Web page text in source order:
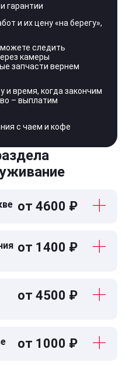
гарантии
и их цену «на берегу»,
следить
камеры
запчасти вернем
и время, когда закончим
– выплатим
с чаем и кофе
от 4600 ₽
от 1400 ₽
от 4500 ₽
от 1000 ₽